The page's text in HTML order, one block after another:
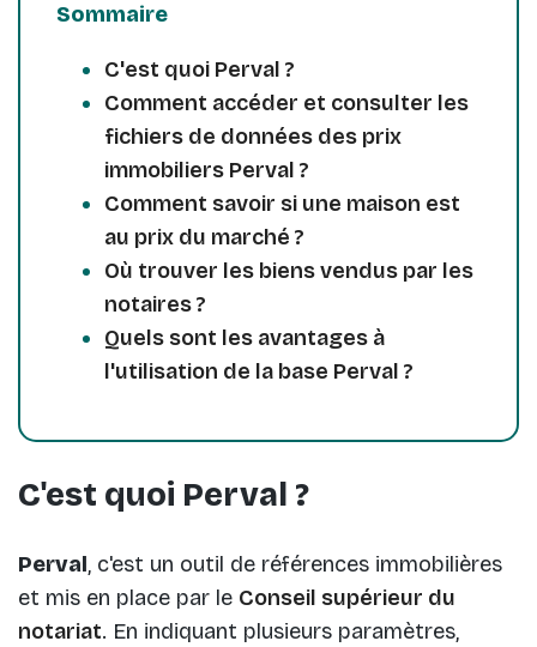
Sommaire
C'est quoi Perval ?
Comment accéder et consulter les
fichiers de données des prix
immobiliers Perval ?
Comment savoir si une maison est
au prix du marché ?
Où trouver les biens vendus par les
notaires ?
Quels sont les avantages à
l'utilisation de la base Perval ?
C'est quoi Perval ?
Perval, c'est un outil de références immobilières
et mis en place par le Conseil supérieur du
notariat. En indiquant plusieurs paramètres,